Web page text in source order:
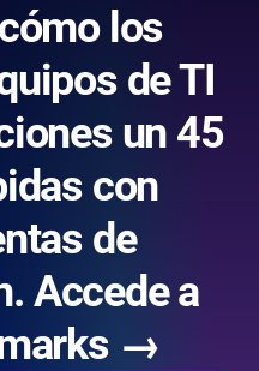
los
de TI
un 45
con
de
Accede a
→